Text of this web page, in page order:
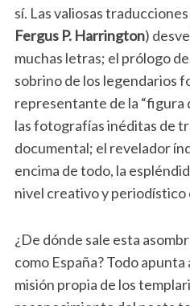
sí. Las valiosas traducciones
Fergus P. Harrington)
muchas letras; el prólogo
sobrino de los legendarios
representante de la “figura
las fotografías inéditas de
documental; el revelador
encima de todo, la
nivel creativo y periodístico
¿De dónde sale esta
como España? Todo
misión propia de los